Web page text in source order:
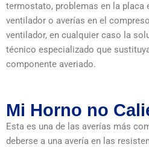
termostato, problemas en la placa
ventilador o averías en el
ventilador, en cualquier caso la
técnico especializado que
componente averiado.
Mi Horno no
Esta es una de las averías más
deberse a una avería en las